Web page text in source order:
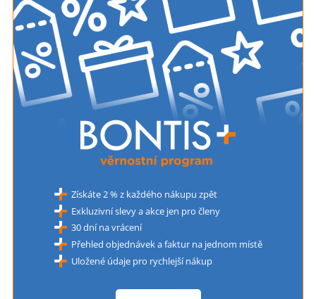
Získáte 2 % z každého nákupu zpět
Exkluzivní slevy a akce jen pro členy
30 dní na vrácení
Přehled objednávek a faktur na jednom místě
Uložené údaje pro rychlejší nákup